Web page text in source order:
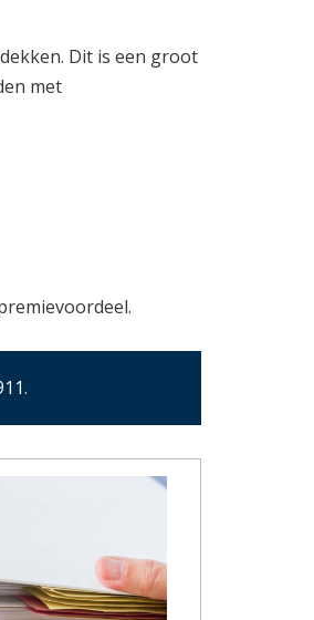
Dit is een groot
met
.